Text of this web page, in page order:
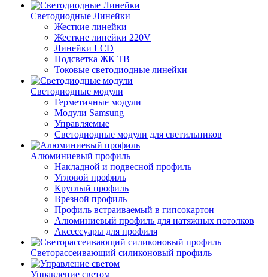
Светодиодные Линейки
Жесткие линейки
Жесткие линейки 220V
Линейки LCD
Подсветка ЖК ТВ
Токовые светодиодные линейки
Светодиодные модули
Герметичные модули
Модули Samsung
Управляемые
Светодиодные модули для светильников
Алюминиевый профиль
Накладной и подвесной профиль
Угловой профиль
Круглый профиль
Врезной профиль
Профиль встраиваемый в гипсокартон
Алюминиевый профиль для натяжных потолков
Аксессуары для профиля
Светорассеивающий силиконовый профиль
Управление светом